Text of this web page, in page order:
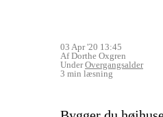
03 Apr '20 13:45
Af Dorthe Oxgren
UnderOvergangsalder
3 min læsning